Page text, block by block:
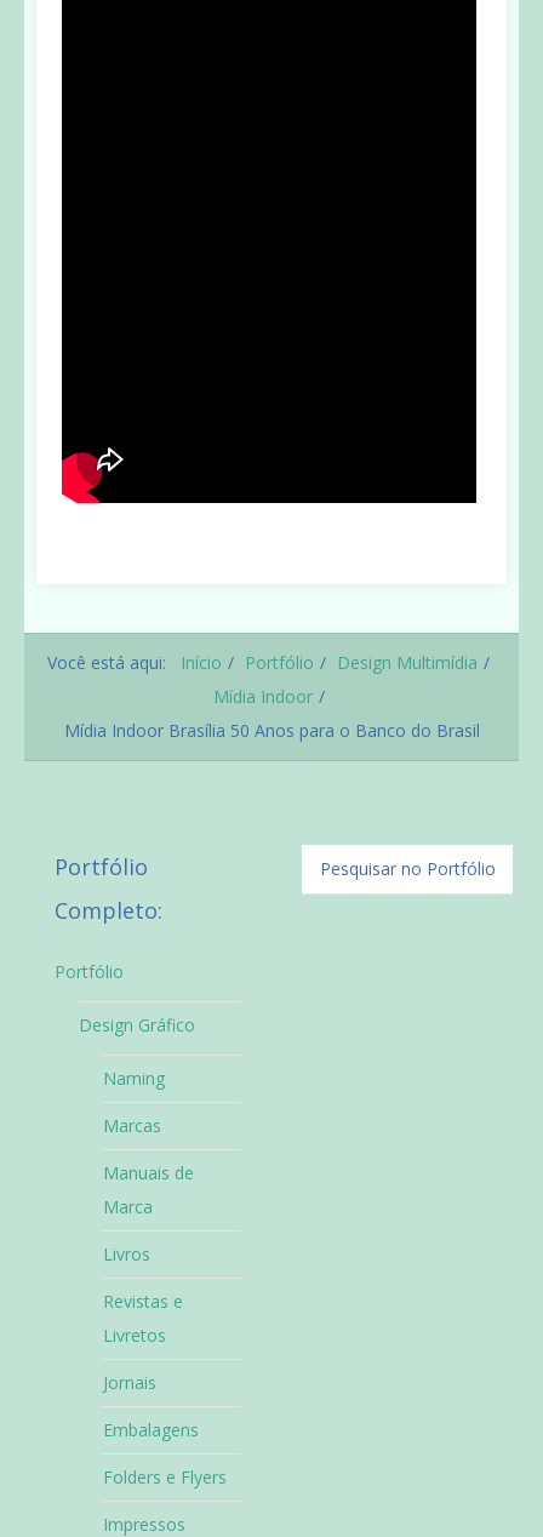
Você está aqui: Início Portfólio
Design Multimídia
Mídia Indoor
Mídia Indoor Brasília 50 Anos para o Banco do Brasil
Portfólio
Completo:
Portfólio
Design Gráfico
Naming
Marcas
Manuais de
Marca
Livros
Revistas e
Livretos
Jornais
Embalagens
Folders e Flyers
Impressos